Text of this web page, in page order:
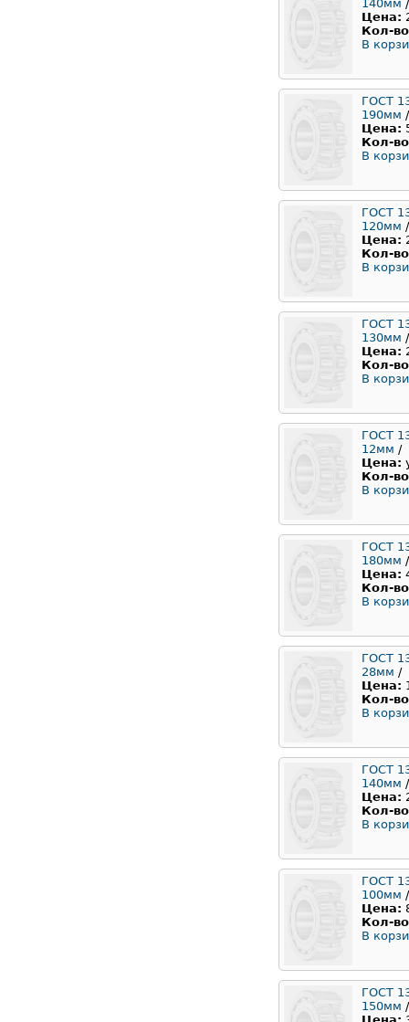
140мм /
Цена:
Кол-
В
ГОСТ
190мм /
Цена:
Кол-
В
ГОСТ
120мм /
Цена:
Кол-
В
ГОСТ
130мм /
Цена:
Кол-
В
ГОСТ
12мм /
Цена:
Кол-
В
ГОСТ
180мм /
Цена:
Кол-
В
ГОСТ
28мм /
Цена:
Кол-
В
ГОСТ
140мм /
Цена:
Кол-
В
ГОСТ
100мм /
Цена:
Кол-
В
ГОСТ
150мм /